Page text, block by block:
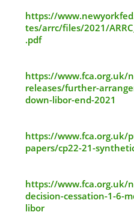
https://
tes/arrc/files/2021/
.pdf
https://www.fca.org.uk/
releases/further-
down-libor-end-2021
https://www.fca.org.uk/
papers/cp22-21-
https://www.fca.org.uk/
decision-cessation-1-6-
libor